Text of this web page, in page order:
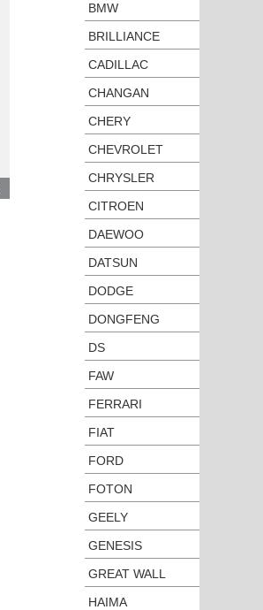
BMW
BRILLIANCE
CADILLAC
CHANGAN
CHERY
CHEVROLET
CHRYSLER
CITROEN
DAEWOO
DATSUN
DODGE
DONGFENG
DS
FAW
FERRARI
FIAT
FORD
FOTON
GEELY
GENESIS
GREAT WALL
HAIMA